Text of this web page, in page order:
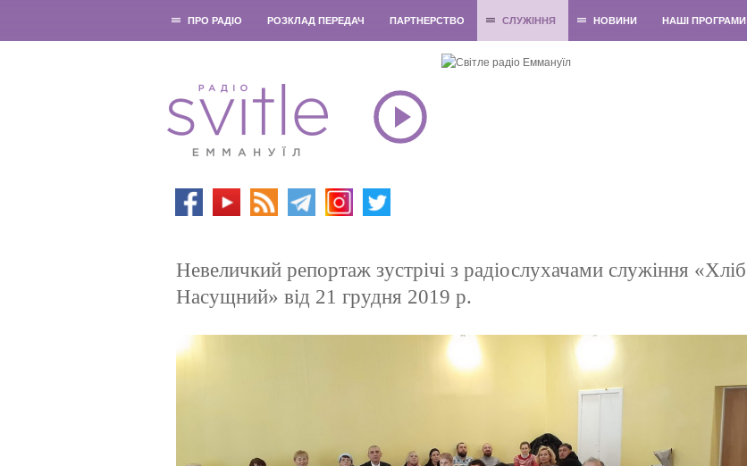
ПРО РАДІО РОЗКЛАД ПЕРЕДАЧ ПАРТНЕРСТВО СЛУЖІННЯ НОВИНИ НАШІ ПРОГРАМИ
Невеличкий репортаж зустрічі з радіослухачами служіння «Хліб
Насущний» від 21 грудня 2019 р.